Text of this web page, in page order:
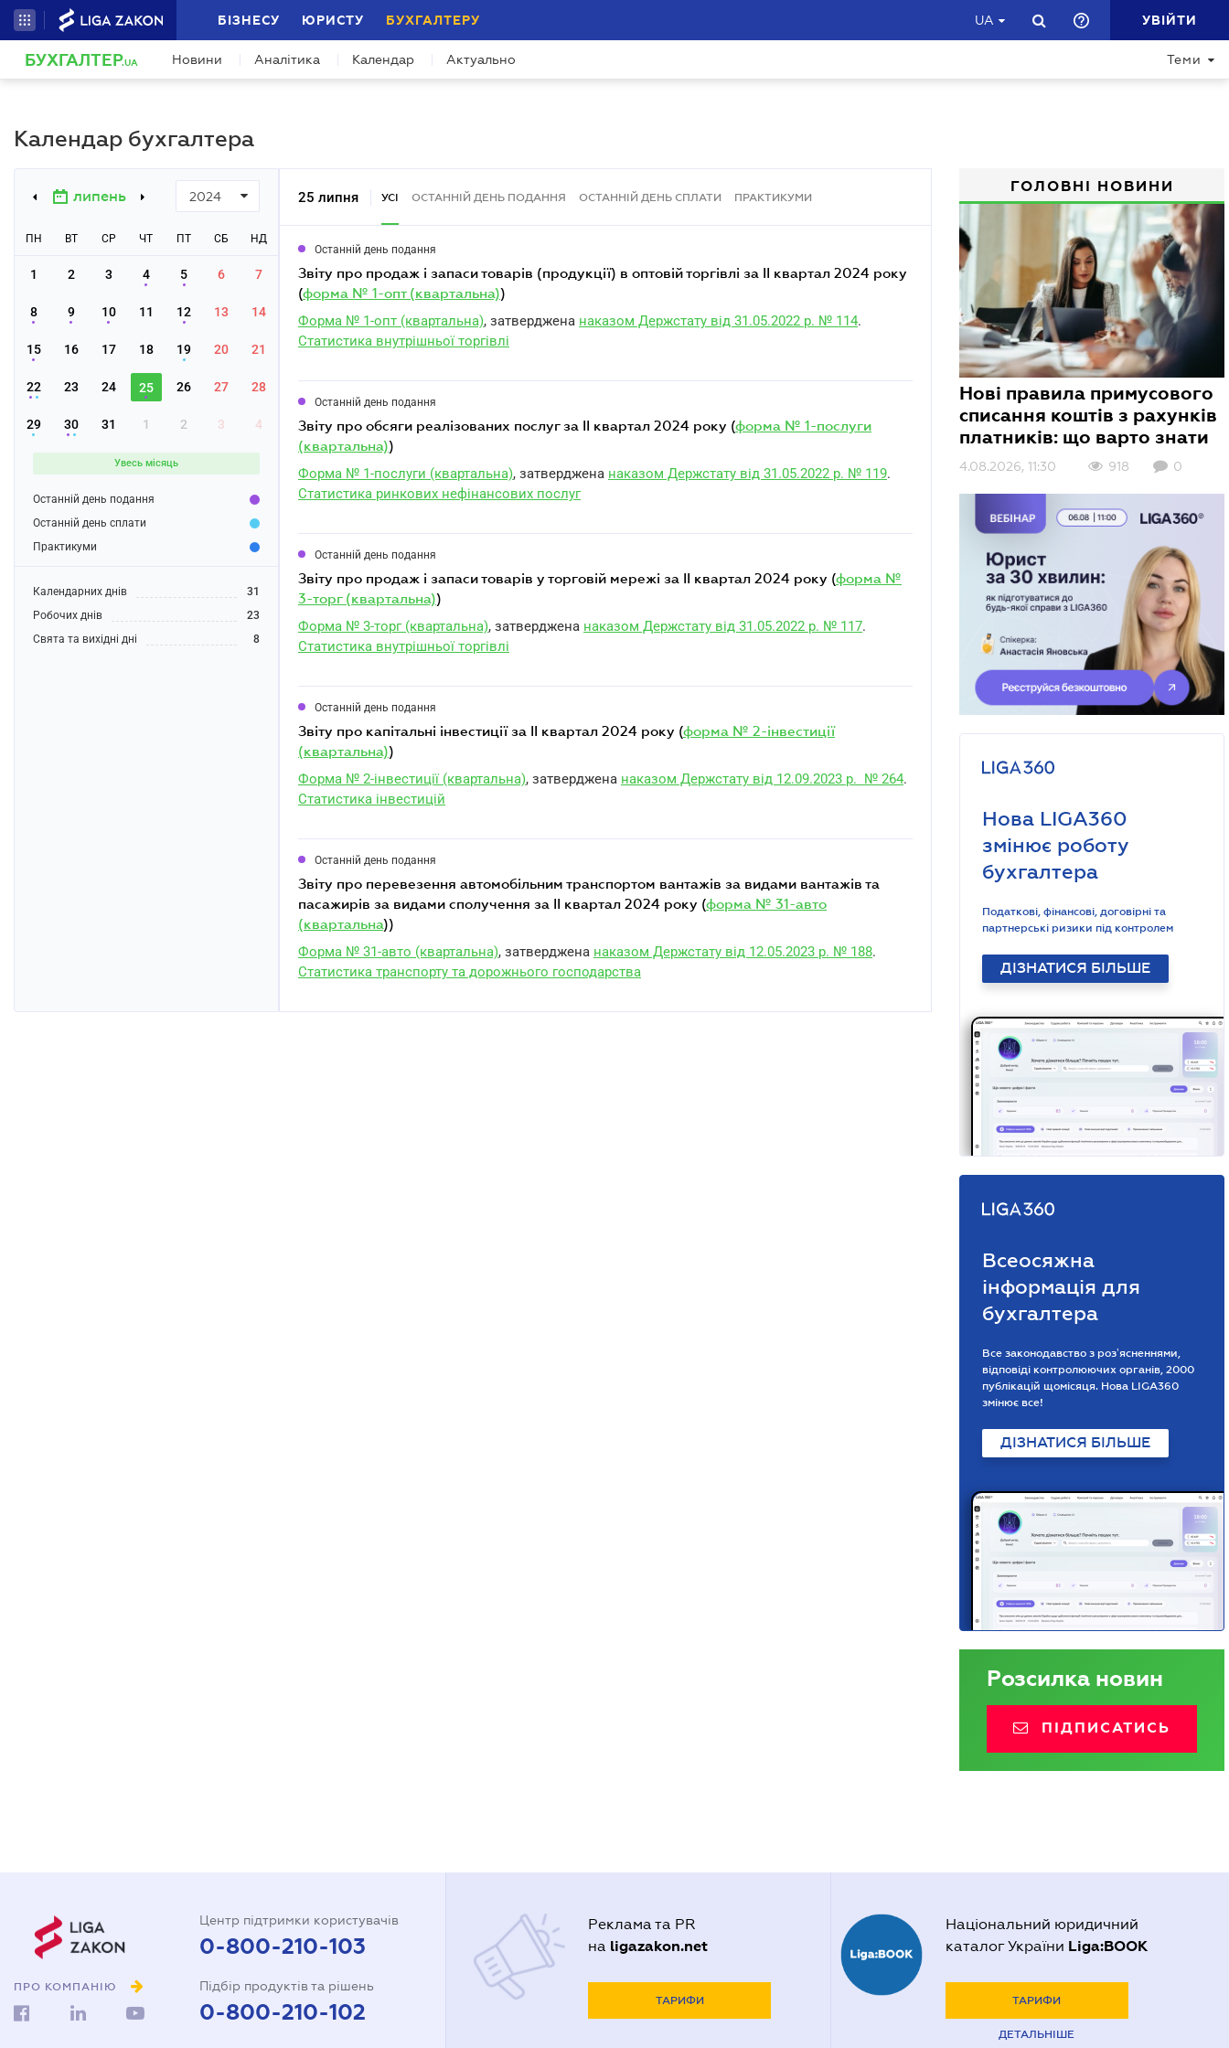
БІЗНЕСУ ЮРИСТУ БУХГАЛТЕРУ UA УВІЙТИ
БУХГАЛТЕР.UA Новини Аналітика Календар Актуально Теми
Календар бухгалтера
липень 2024
ПН ВТ СР ЧТ ПТ СБ НД
1 2 3 4 5 6 7
8 9 10 11 12 13 14
15 16 17 18 19 20 21
22 23 24 25 26 27 28
29 30 31 1 2 3 4
Увесь місяць
Останній день подання
Останній день сплати
Практикуми
Календарних днів
31
Робочих днів
23
Свята та вихідні дні
8
25 липня УСІ ОСТАННІЙ ДЕНЬ ПОДАННЯ ОСТАННІЙ ДЕНЬ СПЛАТИ ПРАКТИКУМИ
Останній день подання
звіту про продаж і запаси товарів (продукції) в оптовій торгівлі за II квартал 2024 року
(форма № 1-опт (квартальна))
Форма № 1-опт (квартальна), затверджена наказом Держстату від 31.05.2022 р. № 114.
Статистика внутрішньої торгівлі
Останній день подання
звіту про обсяги реалізованих послуг за II квартал 2024 року (форма № 1-послуги
(квартальна))
Форма № 1-послуги (квартальна), затверджена наказом Держстату від 31.05.2022 р. № 119.
Статистика ринкових нефінансових послуг
Останній день подання
звіту про продаж і запаси товарів у торговій мережі за II квартал 2024 року (форма №
3-торг (квартальна))
Форма № 3-торг (квартальна), затверджена наказом Держстату від 31.05.2022 р. № 117.
Статистика внутрішньої торгівлі
Останній день подання
звіту про капітальні інвестиції за II квартал 2024 року (форма № 2-інвестиції
(квартальна))
Форма № 2-інвестиції (квартальна), затверджена наказом Держстату від 12.09.2023 р. № 264.
Статистика інвестицій
Останній день подання
звіту про перевезення автомобільним транспортом вантажів за видами вантажів та
пасажирів за видами сполучення за II квартал 2024 року (форма № 31-авто
(квартальна))
Форма № 31-авто (квартальна), затверджена наказом Держстату від 12.05.2023 р. № 188.
Статистика транспорту та дорожнього господарства
ГОЛОВНІ НОВИНИ
Нові правила примусового
списання коштів з рахунків
платників: що варто знати
4.08.2026, 11:30 918 0
Нова LIGA360
змінює роботу
бухгалтера
Податкові, фінансові, договірні та
партнерські ризики під контролем
ДІЗНАТИСЯ БІЛЬШЕ
Всеосяжна
інформація для
бухгалтера
Все законодавство з розʼясненнями,
відповіді контролюючих органів, 2000
публікацій щомісяця. Нова LIGA360
змінює все!
ДІЗНАТИСЯ БІЛЬШЕ
Розсилка новин
ПІДПИСАТИСЬ
ПРО КОМПАНІЮ
Центр підтримки користувачів
0-800-210-103
Підбір продуктів та рішень
0-800-210-102
Реклама та PR
на ligazakon.net
ТАРИФИ
Національний юридичний
каталог України Liga:BOOK
ТАРИФИ
ДЕТАЛЬНІШЕ